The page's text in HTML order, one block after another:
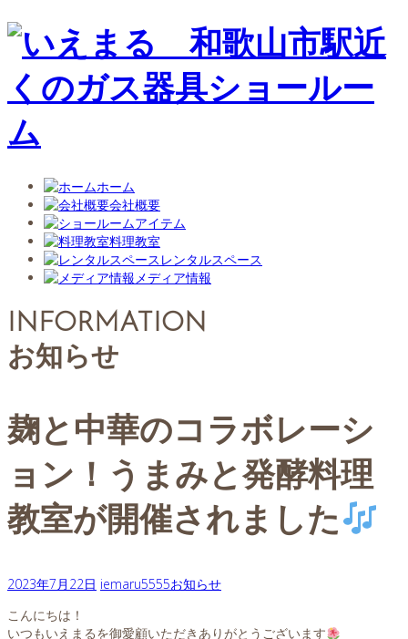
ホーム
会社概要
アイテム
料理教室
レンタルスペース
メディア情報
INFORMATION
お知らせ
麹と中華のコラボレーシ
ョン！うまみと発酵料理
教室が開催されました
2023年7月22日 iemaru5555お知らせ
こんにちは！
いつもいえまるを御愛顧いただきありがとうございます